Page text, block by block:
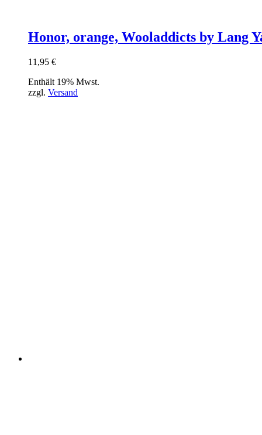
Honor, orange, Wooladdicts by Lang
11,95 €
Enthält 19% Mwst.
zzgl. Versand